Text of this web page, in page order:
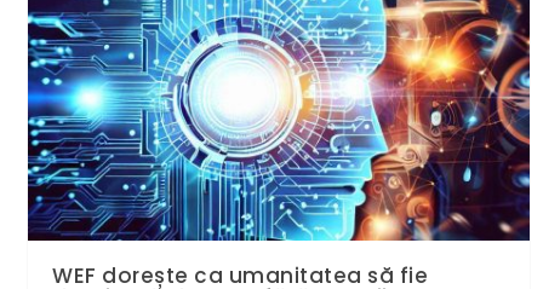
WEF dorește ca umanitatea să fie